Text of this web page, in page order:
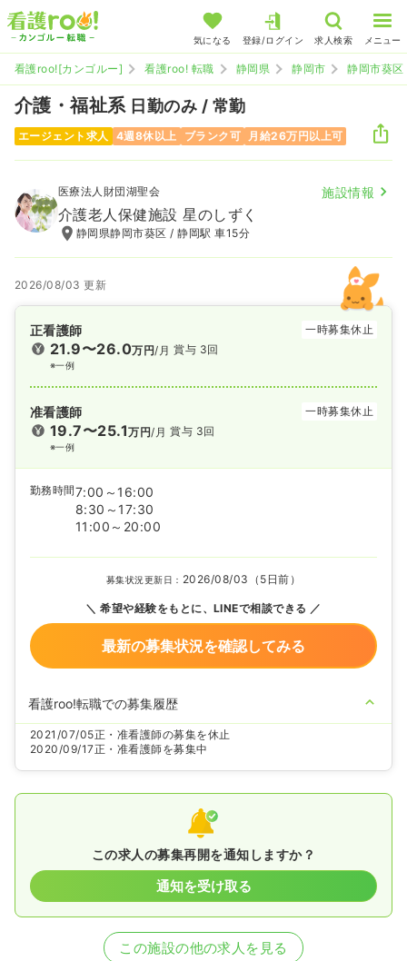
気になる 登録/ログイン 求人検索 メニュー
看護roo![カンゴルー] 看護roo! 転職 静岡県 静岡市 静岡市葵区
介護・福祉系 日勤のみ / 常勤
エージェント求人 4週8休以上 ブランク可 月給26万円以上可
医療法人財団湖聖会 施設情報
介護老人保健施設 星のしずく
静岡県静岡市葵区 / 静岡駅 車15分
2026/08/03 更新
正看護師 一時募集休止
21.9〜26.0万円/月
※一例
賞与 3回
准看護師 一時募集休止
19.7〜25.1万円/月
※一例
賞与 3回
勤務時間7:00～16:00
8:30～17:30
11:00～20:00
募集状況更新日： 2026/08/03（5日前）
希望や経験をもとに、LINEで相談できる
最新の募集状況を確認してみる
看護roo!転職での募集履歴
2021/07/05正・准看護師の募集を休止
2020/09/17正・准看護師を募集中
この求人の募集再開を通知しますか？
通知を受け取る
この施設の他の求人を見る